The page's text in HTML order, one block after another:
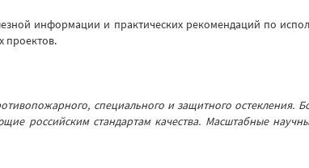
информации и практических рекомендаций по
проектов.
специального и защитного остекления.
российским стандартам качества. Масштабные